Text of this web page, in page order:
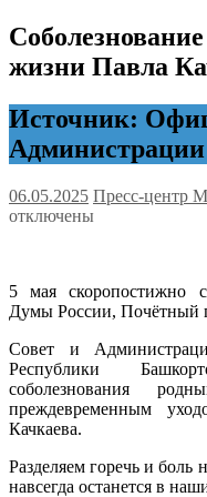
жизни Павла
Источник:
06.05.2025 Пресс-центр
отключены
5 мая скоропостижно
Думы России, Почётный
Совет и
Республики
соболезнования
преждевременным
Качкаева.
Разделяем горечь и
навсегда останется в